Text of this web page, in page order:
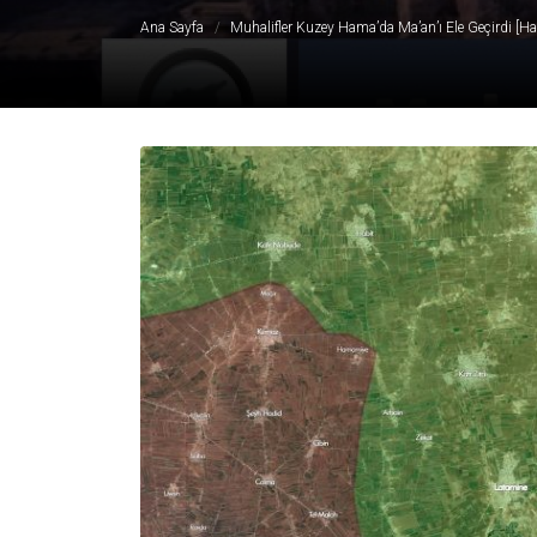
Ana Sayfa Muhalifler Kuzey Hama’da Ma’an’ı Ele Geçirdi